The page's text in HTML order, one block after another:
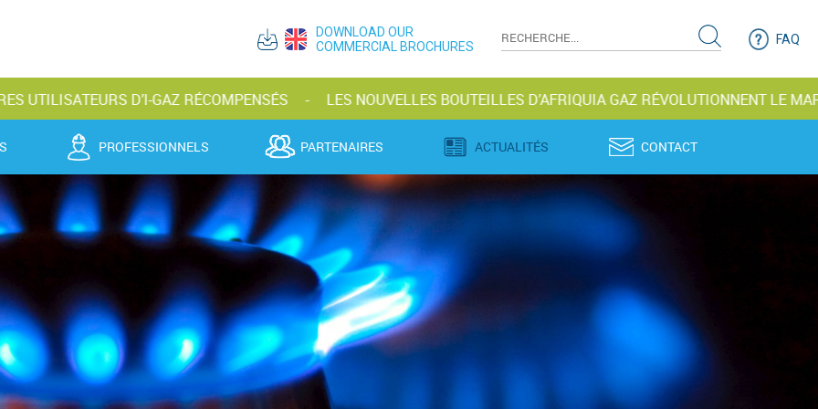
DOWNLOAD OUR
COMMERCIAL BROCHURES
FAQ
D’I-GAZ RÉCOMPENSÉS LES NOUVELLES BOUTEILLES D’AFRIQUIA GAZ RÉVOLUTIONNENT LE MARCHÉ
PROFESSIONNELS PARTENAIRES ACTUALITÉS CONTACT